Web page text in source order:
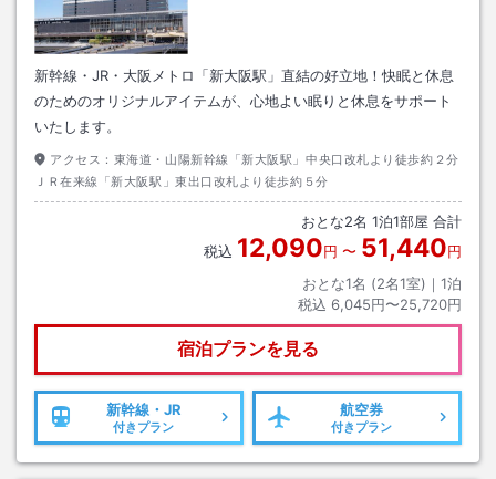
新幹線・JR・大阪メトロ「新大阪駅」直結の好立地！快眠と休息
のためのオリジナルアイテムが、心地よい眠りと休息をサポート
いたします。
アクセス： 東海道・山陽新幹線「新大阪駅」中央口改札より徒歩約２分
ＪＲ在来線「新大阪駅」東出口改札より徒歩約５分
おとな2名 1泊1部屋 合計
税込 12,090円 〜 51,440円
おとな1名 (2名1室)｜ 1泊
税込 6,045円〜25,720円
宿泊プランを見る
新幹線・JR
付きプラン
航空券
付きプラン